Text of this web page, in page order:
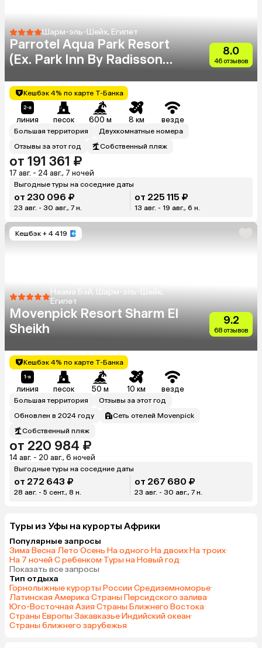
Шарм-эль-Шейх, Египет
Parrotel Aqua Park Resort
(Ex. Park Inn By Radisson
8.0
46 отзывов
Кешбэк 4% по карте Т-Банка
линия песок 600 м 8 км везде
Большая территория
Двухкомнатные номера
Отзывы за этот год
Собственный пляж
от 191 361 ₽
17 авг. - 24 авг., 7 ночей
Выгодные туры на соседние даты
от 230 096 ₽
23 авг. - 30 авг., 7 н.
от 225 115 ₽
13 авг. - 19 авг., 6 н.
Кешбэк + 4 419
Наама Бэй, Шарм-эль-Шейх,
Египет
Movenpick Resort Sharm El
Sheikh
9.2
68 отзывов
Кешбэк 4% по карте Т-Банка
линия песок 50 м 10 км везде
Большая территория
Отзывы за этот год
Обновлен в 2024 году
Сеть отелей Movenpick
Собственный пляж
от 220 984 ₽
14 авг. - 20 авг., 6 ночей
Выгодные туры на соседние даты
от 272 643 ₽
28 авг. - 5 сент., 8 н.
от 267 680 ₽
23 авг. - 30 авг., 7 н.
Туры из Уфы на курорты Африки
Популярные запросы
Зима·Весна·Лето·Осень·На одного·На двоих·На троих·
На 7 ночей·С ребенком·Туры на Новый год·
Показать все запросы
Тип отдыха
Горнолыжные курорты России·Средиземноморье·
Латинская Америка·Страны Персидского залива·
Юго-Восточная Азия·Страны Ближнего Востока·
Страны Европы·Закавказье·Индийский океан·
Страны ближнего зарубежья